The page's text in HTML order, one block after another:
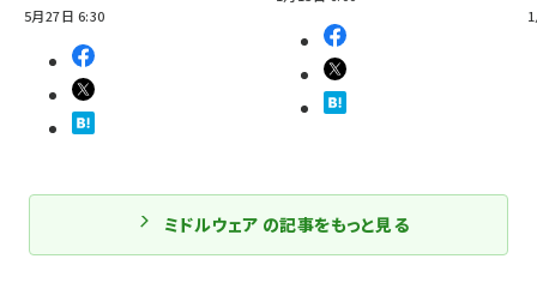
5月27日 6:30
ミドルウェア の記事をもっと見る